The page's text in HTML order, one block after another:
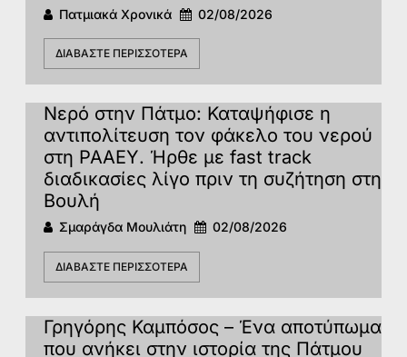
Πατμιακά Χρονικά 02/08/2026
ΔΙΑΒΆΣΤΕ ΠΕΡΙΣΣΌΤΕΡΑ
Νερό στην Πάτμο: Καταψήφισε η
αντιπολίτευση τον φάκελο του νερού
στη ΡΑΑΕΥ. Ήρθε με fast track
διαδικασίες λίγο πριν τη συζήτηση στη
Βουλή
Σμαράγδα Μουλιάτη 02/08/2026
ΔΙΑΒΆΣΤΕ ΠΕΡΙΣΣΌΤΕΡΑ
Γρηγόρης Καμπόσος – Ένα αποτύπωμα
που ανήκει στην ιστορία της Πάτμoυ